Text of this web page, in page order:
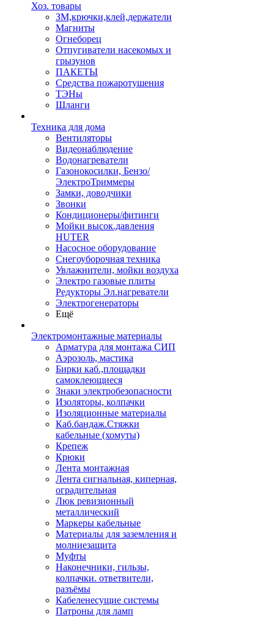
Хоз. товары
ЗМ,крючки,клей,держатели
Магниты
Огнеборец
Отпугиватели насекомых и
грызунов
ПАКЕТЫ
Средства пожаротушения
ТЭНы
Шланги
Техника для дома
Вентиляторы
Видеонаблюдение
Водонагреватели
Газонокосилки, Бензо/
ЭлектроТриммеры
Замки, доводчики
Звонки
Кондиционеры/фитинги
Мойки высок.давления
HUTER
Насосное оборудование
Снегоуборочная техника
Увлажнители, мойки воздуха
Электро газовые плиты
Редукторы Эл.нагреватели
Электрогенераторы
Ещё
Электромонтажные материалы
Арматура для монтажа СИП
Аэрозоль, мастика
Бирки каб.,площадки
самоклеющиеся
Знаки электробезопасности
Изоляторы, колпачки
Изоляционные материалы
Каб.бандаж.Стяжки
кабельные (хомуты)
Крепеж
Крюки
Лента монтажная
Лента сигнальная, киперная,
оградительная
Люк ревизионный
металлический
Маркеры кабельные
Материалы для заземления и
молниезащита
Муфты
Наконечники, гильзы,
колпачки. ответвители,
разъёмы
Кабеленесущие системы
Патроны для ламп